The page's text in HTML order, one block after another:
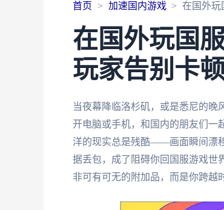
首页 加速国内游戏 在国外玩
在国外玩国
玩家告别卡
当夜幕降临洛杉矶，或是悉尼的晚
开电脑或手机，和国内的朋友们一
洋的现实总是残酷——画面瞬间漂
据丢包，成了阻碍你回国服游戏世
非可有可无的附加品，而是你跨越